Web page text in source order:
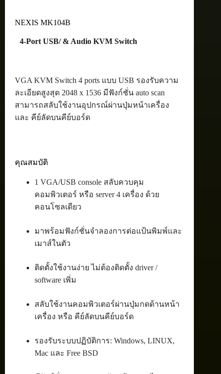
NEXIS MK104B
4-Port USB/ & Audio KVM Switch
VGA KVM Switch 4 ports แบบ USB รองรับความ
ละเอียดสูงสุด 2048 x 1536 มีฟังก์ชั่น auto scan
สามารถสลับใช้งานอุปกรณ์ผ่านปุ่มหน้าเครื่อง
และ คีย์ลัดบนคีย์บอร์ด
คุณสมบัติ
1 VGA/USB console สลับควบคุม
คอมพิวเตอร์ หรือ server 4 เครื่อง ด้วย
คอนโซลเดียว
มาพร้อมฟังก์ชั่นจำลองการต่อแป้นพิมพ์และ
เมาส์ในตัว
ติดตั้งใช้งานง่าย ไม่ต้องติดตั้ง driver /
software เพิ่ม
สลับใช้งานคอมพิวเตอร์ผ่านปุ่มกดด้านหน้า
เครื่อง หรือ คีย์ลัดบนคีย์บอร์ด
รองรับระบบปฏิบัติการ: Windows, LINUX,
Mac และ Free BSD